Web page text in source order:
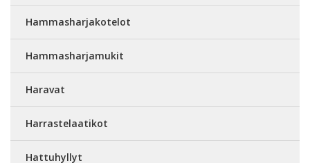
Hammasharjakotelot
Hammasharjamukit
Haravat
Harrastelaatikot
Hattuhyllyt